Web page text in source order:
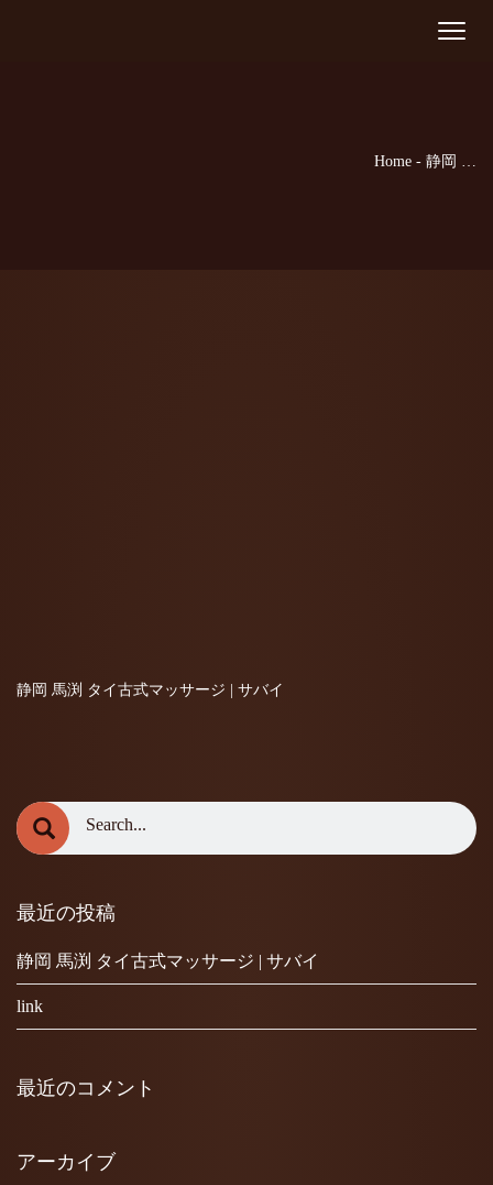
Toggle
Home - 静岡 …
静岡 馬渕 タイ古式マッサージ | サバイ
最近の投稿
静岡 馬渕 タイ古式マッサージ | サバイ
link
最近のコメント
アーカイブ